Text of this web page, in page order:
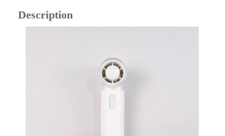
Description